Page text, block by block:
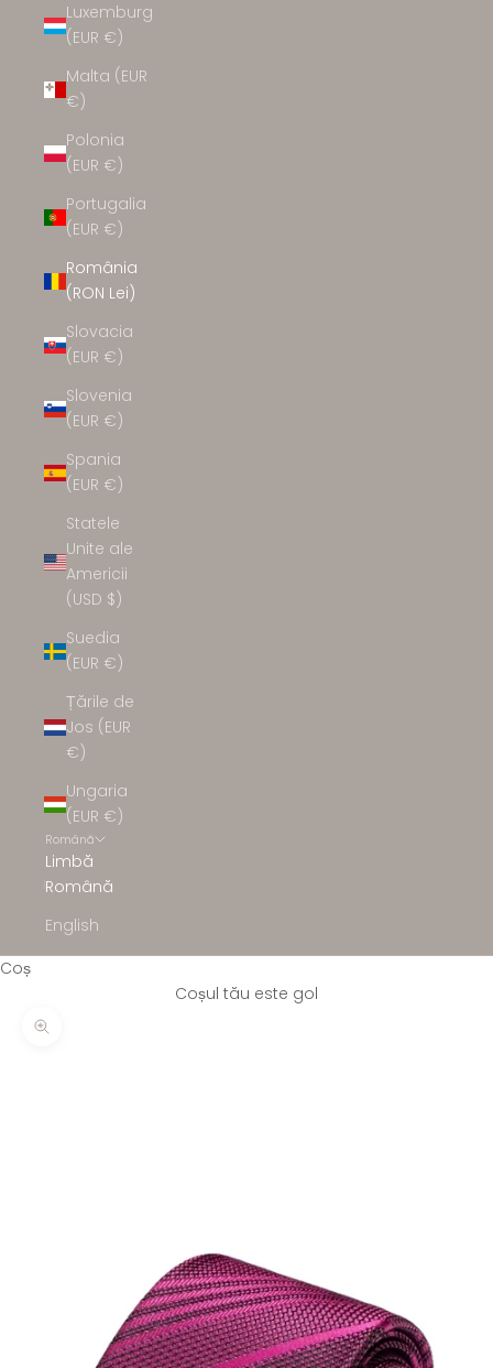
Luxemburg
(EUR €)
Malta (EUR
€)
Polonia
(EUR €)
Portugalia
(EUR €)
România
(RON Lei)
Slovacia
(EUR €)
Slovenia
(EUR €)
Spania
(EUR €)
Statele
Unite ale
Americii
(USD $)
Suedia
(EUR €)
Țările de
Jos (EUR
€)
Ungaria
(EUR €)
Română
Limbă
Română
English
Coș
Coșul tău este gol
Mărește